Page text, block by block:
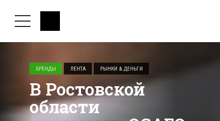
БРЕНДЫ ЛЕНТА РЫНКИ & ДЕНЬГИ
В Ростовской
области